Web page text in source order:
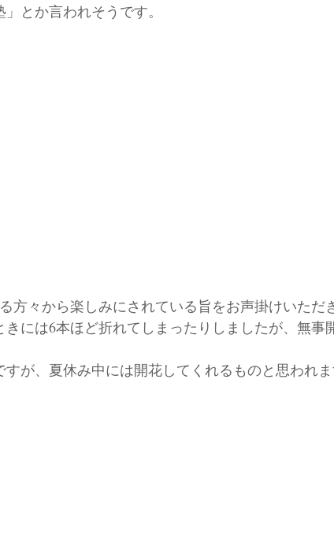
とか言われそうです。
方々から楽しみにされている旨をお声掛けいただ
きには6本ほど折れてしまったりしましたが、無事
すが、夏休み中には開花してくれるものと思われ